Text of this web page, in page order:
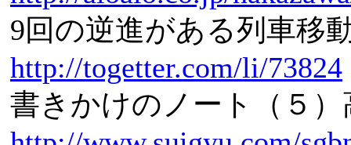
9回の逆進がある列車移
http://togetter.com/li/73824
書きかけのノート（５）